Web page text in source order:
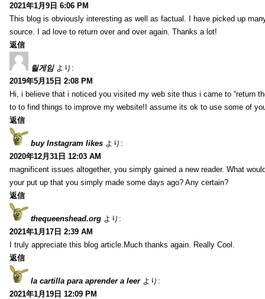
2021年1月9日 6:06 PM
This blog is obviously interesting as well as factual. I have picked up
source. I ad love to return over and over again. Thanks a lot!
返信
릴게임 より:
2019年5月15日 2:08 PM
Hi, i believe that i noticed you visited my web site thus i came to “return
to to find things to improve my website!I assume its ok to use some of
返信
buy Instagram likes より:
2020年12月31日 12:03 AM
magnificent issues altogether, you simply gained a new reader. What
your put up that you simply made some days ago? Any certain?
返信
thequeenshead.org より:
2021年1月17日 2:39 AM
I truly appreciate this blog article.Much thanks again. Really Cool.
返信
la cartilla para aprender a leer より:
2021年1月19日 12:09 PM